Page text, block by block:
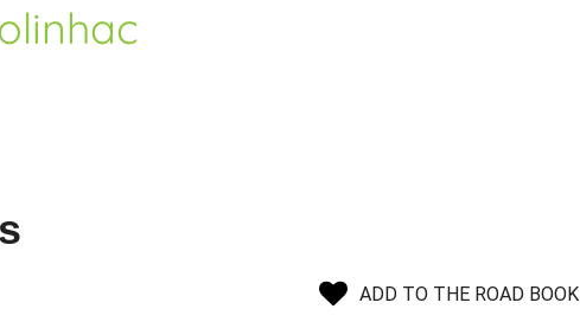
ADD TO THE ROAD BOOK